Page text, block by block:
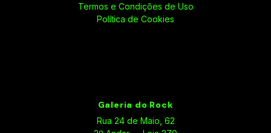
Termos e Condições de Uso
Política de Cookies
Galeria do Rock
Rua 24 de Maio, 62